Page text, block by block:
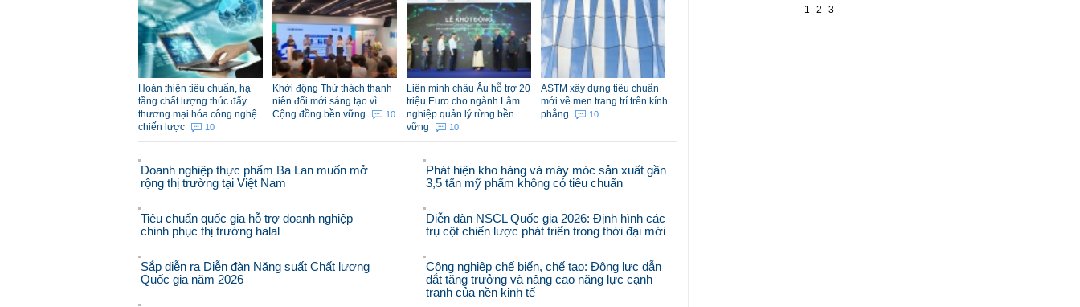
Hoàn thiện tiêu chuẩn, hạ
tầng chất lượng thúc đẩy
thương mại hóa công nghệ
chiến lược
10
Khởi động Thử thách thanh
niên đổi mới sáng tạo vì
Cộng đồng bền vững
10
Liên minh châu Âu hỗ trợ 20
triệu Euro cho ngành Lâm
nghiệp quản lý rừng bền
vững
10
ASTM xây dựng tiêu chuẩn
mới về men trang trí trên kính
phẳng
10
Doanh nghiệp thực phẩm Ba Lan muốn mở
rộng thị trường tại Việt Nam
Tiêu chuẩn quốc gia hỗ trợ doanh nghiệp
chinh phục thị trường halal
Sắp diễn ra Diễn đàn Năng suất Chất lượng
Quốc gia năm 2026
Phát hiện kho hàng và máy móc sản xuất gần
3,5 tấn mỹ phẩm không có tiêu chuẩn
Diễn đàn NSCL Quốc gia 2026: Định hình các
trụ cột chiến lược phát triển trong thời đại mới
Công nghiệp chế biến, chế tạo: Động lực dẫn
dắt tăng trưởng và nâng cao năng lực cạnh
tranh của nền kinh tế
1 2 3